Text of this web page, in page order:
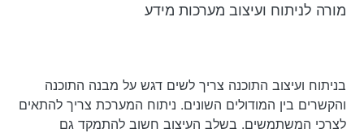
מורה לניתוח ועיצוב מערכות מידע
בניתוח ועיצוב התוכנה צריך לשים דגש על מבנה התוכנה
והקשרים בין המודולים השונים. ניתוח המערכת צריך להתאים
לצרכי המשתמשים. בשלב העיצוב חשוב להתמקד גם